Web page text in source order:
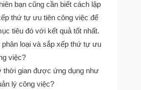
bạn cũng cần biết cách lập
thứ tự ưu tiên công việc để
tiêu đó với kết quả tốt nhất.
phân loại và sắp xếp thứ tự ưu
việc?
thời gian được ứng dụng như
lý công việc?